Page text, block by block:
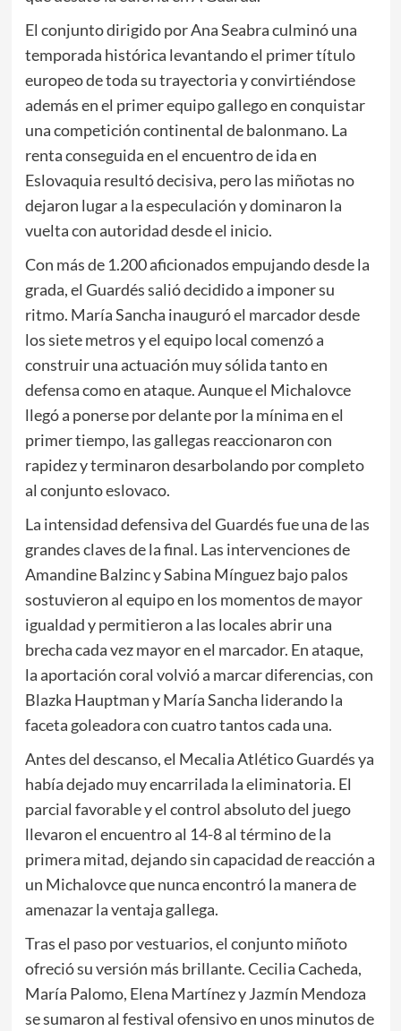
El conjunto dirigido por Ana Seabra culminó una
temporada histórica levantando el primer título
europeo de toda su trayectoria y convirtiéndose
además en el primer equipo gallego en conquistar
una competición continental de balonmano. La
renta conseguida en el encuentro de ida en
Eslovaquia resultó decisiva, pero las miñotas no
dejaron lugar a la especulación y dominaron la
vuelta con autoridad desde el inicio.
Con más de 1.200 aficionados empujando desde la
grada, el Guardés salió decidido a imponer su
ritmo. María Sancha inauguró el marcador desde
los siete metros y el equipo local comenzó a
construir una actuación muy sólida tanto en
defensa como en ataque. Aunque el Michalovce
llegó a ponerse por delante por la mínima en el
primer tiempo, las gallegas reaccionaron con
rapidez y terminaron desarbolando por completo
al conjunto eslovaco.
La intensidad defensiva del Guardés fue una de las
grandes claves de la final. Las intervenciones de
Amandine Balzinc y Sabina Mínguez bajo palos
sostuvieron al equipo en los momentos de mayor
igualdad y permitieron a las locales abrir una
brecha cada vez mayor en el marcador. En ataque,
la aportación coral volvió a marcar diferencias, con
Blazka Hauptman y María Sancha liderando la
faceta goleadora con cuatro tantos cada una.
Antes del descanso, el Mecalia Atlético Guardés ya
había dejado muy encarrilada la eliminatoria. El
parcial favorable y el control absoluto del juego
llevaron el encuentro al 14-8 al término de la
primera mitad, dejando sin capacidad de reacción a
un Michalovce que nunca encontró la manera de
amenazar la ventaja gallega.
Tras el paso por vestuarios, el conjunto miñoto
ofreció su versión más brillante. Cecilia Cacheda,
María Palomo, Elena Martínez y Jazmín Mendoza
se sumaron al festival ofensivo en unos minutos de